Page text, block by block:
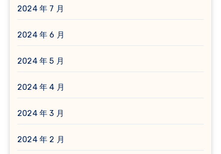
2024 年 7 月
2024 年 6 月
2024 年 5 月
2024 年 4 月
2024 年 3 月
2024 年 2 月